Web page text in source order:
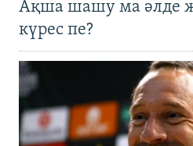
Ақша шашу ма әлде
күрес пе?